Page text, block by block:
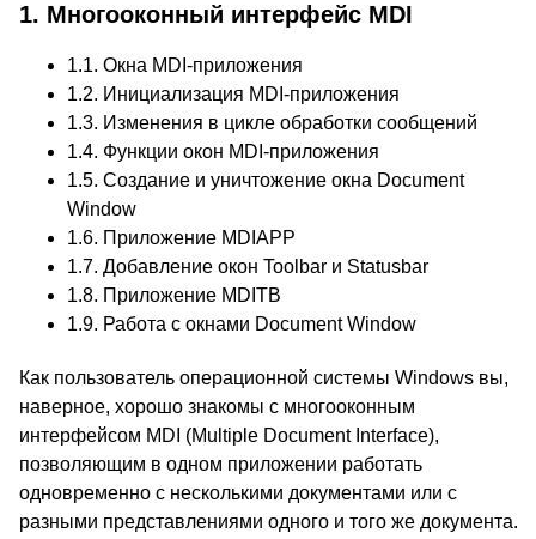
1. Многооконный интерфейс MDI
1.1. Окна MDI-приложения
1.2. Инициализация MDI-приложения
1.3. Изменения в цикле обработки сообщений
1.4. Функции окон MDI-приложения
1.5. Создание и уничтожение окна Document
Window
1.6. Приложение MDIAPP
1.7. Добавление окон Toolbar и Statusbar
1.8. Приложение MDITB
1.9. Работа с окнами Document Window
Как пользователь операционной системы Windows вы,
наверное, хорошо знакомы с многооконным
интерфейсом MDI (Multiple Document Interface),
позволяющим в одном приложении работать
одновременно с несколькими документами или с
разными представлениями одного и того же документа.